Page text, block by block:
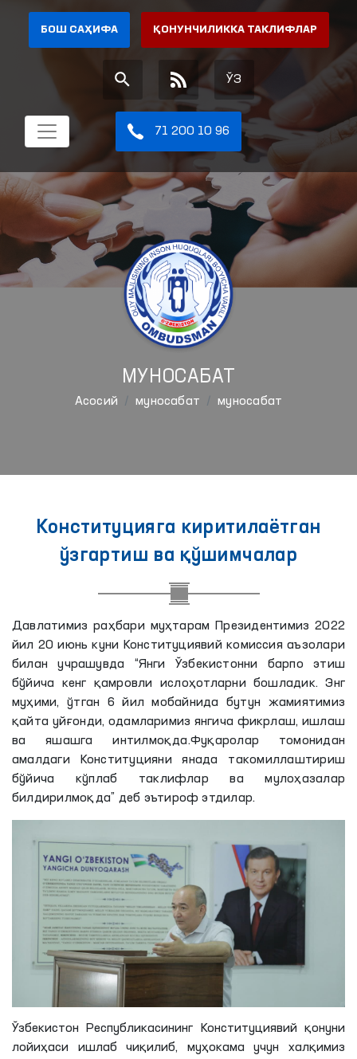
БОШ САҲИФА ҚОНУНЧИЛИККА ТАКЛИФЛАР
ЎЗ
71 200 10 96
МУНОСАБАТ
Aсосий муносабат муносабат
Конституцияга киритилаётган
ўзгартиш ва қўшимчалар
Давлатимиз раҳбари муҳтарам Президентимиз 2022
йил 20 июнь куни Конституциявий комиссия аъзолари
билан учрашувда “Янги Ўзбекистонни барпо этиш
бўйича кенг қамровли ислоҳотларни бошладик. Энг
муҳими, ўтган 6 йил мобайнида бутун жамиятимиз
қайта уйғонди, одамларимиз янгича фикрлаш, ишлаш
ва яшашга интилмоқда.Фуқаролар томонидан
амалдаги Конституцияни янада такомиллаштириш
бўйича кўплаб таклифлар ва мулоҳазалар
билдирилмоқда” деб эътироф этдилар.
Ўзбекистон Республикасининг Конституциявий қонуни
лойиҳаси ишлаб чиқилиб, муҳокама учун халқимиз